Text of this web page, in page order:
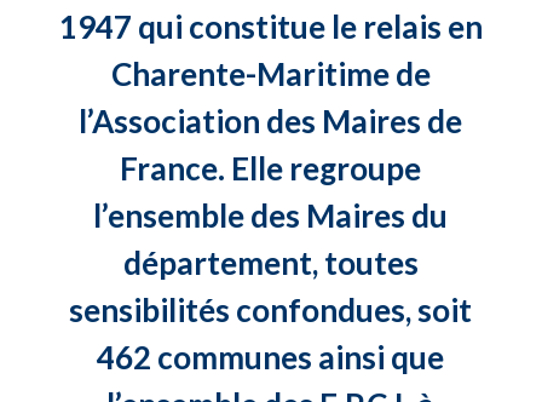
1947 qui constitue le relais en
Charente-Maritime de
l’Association des Maires de
France. Elle regroupe
l’ensemble des Maires du
département, toutes
sensibilités confondues, soit
462 communes ainsi que